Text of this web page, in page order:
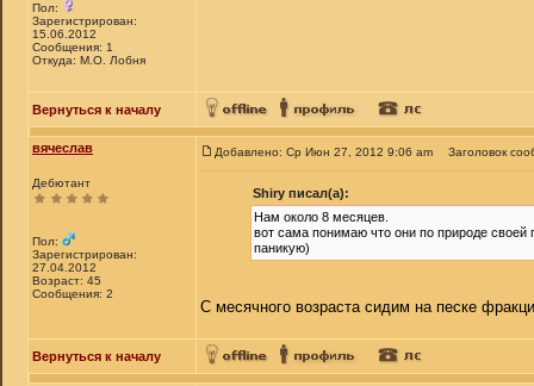
Пол:
Зарегистрирован:
15.06.2012
Сообщения: 1
Откуда: М.О. Лобня
Вернуться к началу
вячеслав
Дебютант
Пол:
Зарегистрирован:
27.04.2012
Возраст: 45
Сообщения: 2
Добавлено: Ср Июн 27, 2012 9:06 am Заголовок
Shiry писал(а):
Нам около 8 месяцев.
вот сама понимаю что они по природе своей
паникую)
С месячного возраста сидим на песке
Вернуться к началу